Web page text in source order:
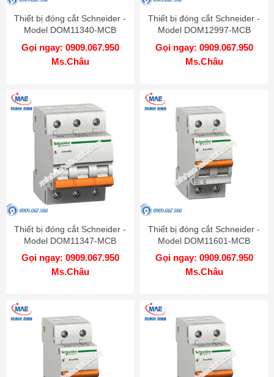
Thiết bị đóng cắt Schneider -
Model DOM11340-MCB
Gọi ngay: 0909.067.950
Ms.Châu
Thiết bị đóng cắt Schneider -
Model DOM12997-MCB
Gọi ngay: 0909.067.950
Ms.Châu
Thiết bị đóng cắt Schneider -
Model DOM11347-MCB
Gọi ngay: 0909.067.950
Ms.Châu
Thiết bị đóng cắt Schneider -
Model DOM11601-MCB
Gọi ngay: 0909.067.950
Ms.Châu